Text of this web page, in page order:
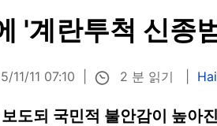
'계란투척 신종
11/11 07:10 2 분 읽기
도되 국민적 불안감이 높아